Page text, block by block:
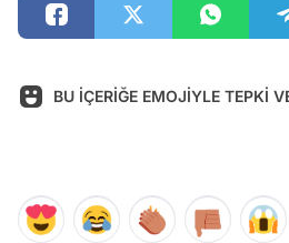
BU İÇERİĞE EMOJİYLE TEPKİ